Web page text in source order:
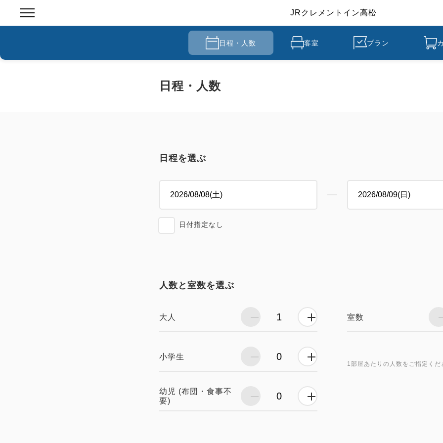
JRクレメントイン高松
日程・人数 客室 プラン
日程・人数
日程を選ぶ
日付指定なし
人数と室数を選ぶ
大人
小学生
幼児 (布団・食事不
要)
室数
1部屋あたりの人数をご指定くだ